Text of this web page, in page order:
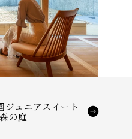
ジュニアスイート
の庭